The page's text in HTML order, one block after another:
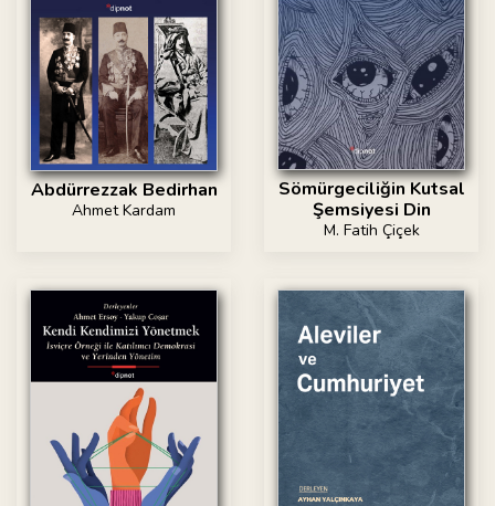
Abdürrezzak Bedirhan
Ahmet Kardam
Sömürgeciliğin Kutsal
Şemsiyesi Din
M. Fatih Çiçek